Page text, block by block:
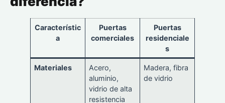
Característic
a
Puertas
comerciales
Puertas
residenciale
s
Materiales
Acero,
aluminio,
vidrio de alta
resistencia
Madera, fibra
de vidrio